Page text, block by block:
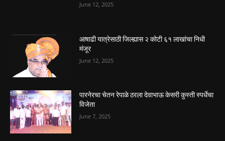
June 12, 2025
आषाढी यात्रेसाठी जिल्ह्यास २ कोटी ६१ लाखांचा निधी
मंजूर
June 12, 2025
पारनेरचा चेतन रेपाळे ठरला देवाभाऊ केसरी कुस्ती स्पर्धेचा
विजेता
June 7, 2025